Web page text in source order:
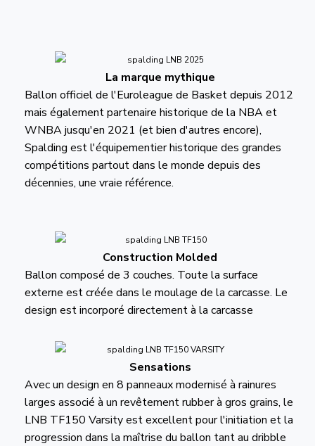
La marque mythique
Ballon officiel de l'Euroleague de Basket depuis 2012
mais également partenaire historique de la NBA et
WNBA jusqu'en 2021 (et bien d'autres encore),
Spalding est l'équipementier historique des grandes
compétitions partout dans le monde depuis des
décennies, une vraie référence.
Construction Molded
Ballon composé de 3 couches. Toute la surface
externe est créée dans le moulage de la carcasse. Le
design est incorporé directement à la carcasse
Sensations
Avec un design en 8 panneaux modernisé à rainures
larges associé à un revêtement rubber à gros grains, le
LNB TF150 Varsity est excellent pour l'initiation et la
progression dans la maîtrise du ballon tant au dribble